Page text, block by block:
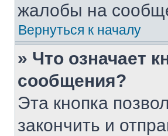
жалобы на
Вернуться к началу
» Что означает
сообщения?
Эта кнопка
закончить и